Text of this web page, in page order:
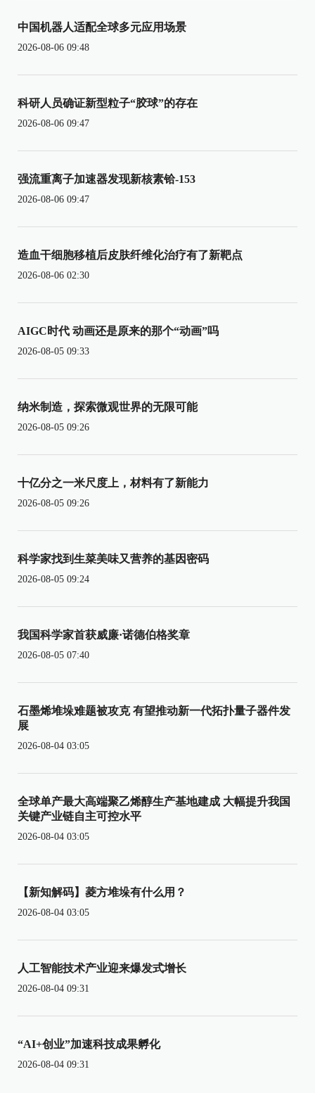
中国机器人适配全球多元应用场景
2026-08-06 09:48
科研人员确证新型粒子“胶球”的存在
2026-08-06 09:47
强流重离子加速器发现新核素铪-153
2026-08-06 09:47
造血干细胞移植后皮肤纤维化治疗有了新靶点
2026-08-06 02:30
AIGC时代 动画还是原来的那个“动画”吗
2026-08-05 09:33
纳米制造，探索微观世界的无限可能
2026-08-05 09:26
十亿分之一米尺度上，材料有了新能力
2026-08-05 09:26
科学家找到生菜美味又营养的基因密码
2026-08-05 09:24
我国科学家首获威廉·诺德伯格奖章
2026-08-05 07:40
石墨烯堆垛难题被攻克 有望推动新一代拓扑量子器件发
展
2026-08-04 03:05
全球单产最大高端聚乙烯醇生产基地建成 大幅提升我国
关键产业链自主可控水平
2026-08-04 03:05
【新知解码】菱方堆垛有什么用？
2026-08-04 03:05
人工智能技术产业迎来爆发式增长
2026-08-04 09:31
“AI+创业”加速科技成果孵化
2026-08-04 09:31